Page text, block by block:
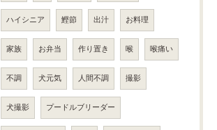
ハイシニア 鰹節 出汁 お料理
家族 お弁当 作り置き 喉 喉痛い
不調 犬元気 人間不調 撮影
犬撮影 プードルブリーダー